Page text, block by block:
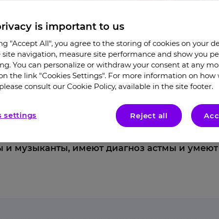
успехам. Как
со страхом будущего?
в России крайне велика. Помочь
можно, если следовать
и музыканты, имеют диагноз астмы и умеют
is important to us
"Accept All", you agree to the storing of cookies on your
site navigation, measure site performance and show you
You can personalize or withdraw your consent at any
the link "Cookies Settings". For more information on how
consult our Cookie Policy, available in the site footer.
settings Reject all